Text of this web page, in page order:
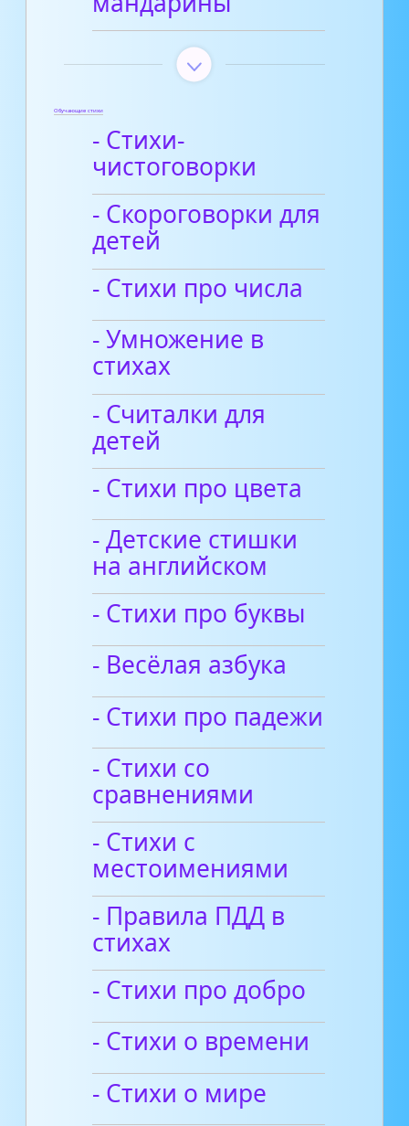
Обучающие стихи
- Стихи-
чистоговорки
- Скороговорки для
детей
- Стихи про числа
- Умножение в
стихах
- Считалки для
детей
- Стихи про цвета
- Детские стишки
на английском
- Стихи про буквы
- Весёлая азбука
- Стихи про падежи
- Стихи со
сравнениями
- Стихи с
местоимениями
- Правила ПДД в
стихах
- Стихи про добро
- Стихи о времени
- Стихи о мире